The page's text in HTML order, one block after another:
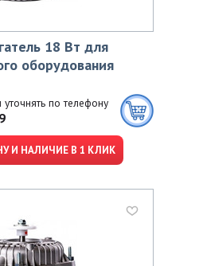
18 Вт для
оборудования
уточнять по телефону
И НАЛИЧИЕ В 1 КЛИК